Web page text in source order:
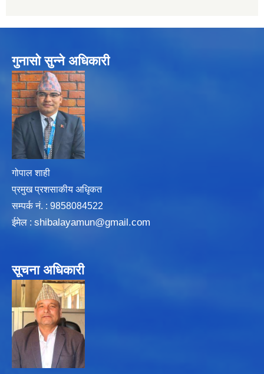
गुनासो सुन्ने अधिकारी
गोपाल शाही
प्रमुख प्रशसाकीय अधिृकत
सम्पर्क न‌ं. : 9858084522
ईमेल : shibalayamun@gmail.com
सूचना अधिकारी